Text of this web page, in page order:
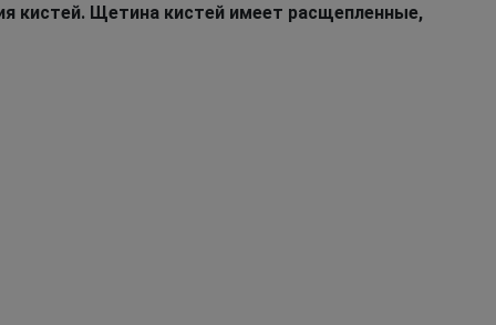
кистей. Щетина кистей имеет расщепленные,